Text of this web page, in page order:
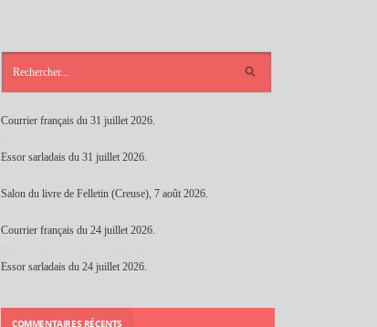
Courrier français du 31 juillet 2026.
Essor sarladais du 31 juillet 2026.
Salon du livre de Felletin (Creuse), 7 août 2026.
Courrier français du 24 juillet 2026.
Essor sarladais du 24 juillet 2026.
COMMENTAIRES RÉCENTS